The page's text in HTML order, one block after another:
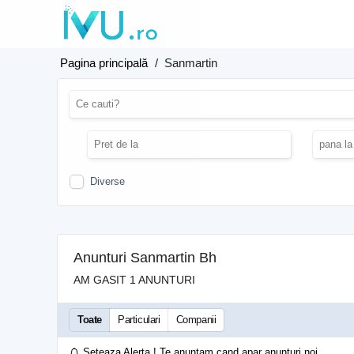
Pagina principală / Sanmartin
Diverse
Anunturi Sanmartin Bh
AM GASIT 1 ANUNTURI
Toate Particulari Companii